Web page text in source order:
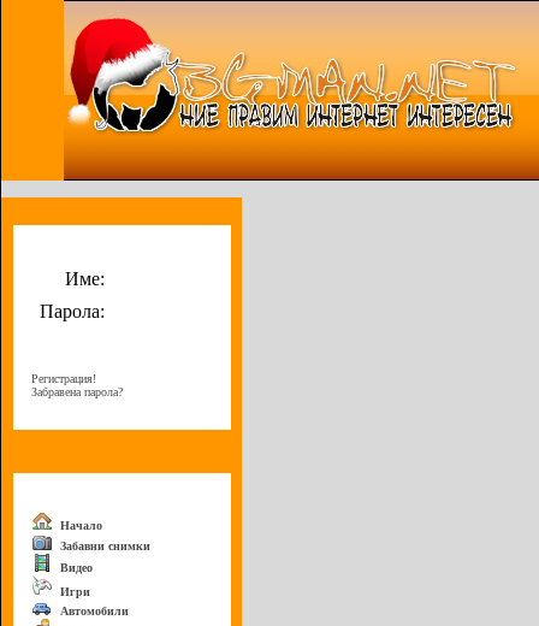
Име:
Парола:
Регистрация!
Забравена парола?
Начало
Забавни снимки
Видео
Игри
Автомобили